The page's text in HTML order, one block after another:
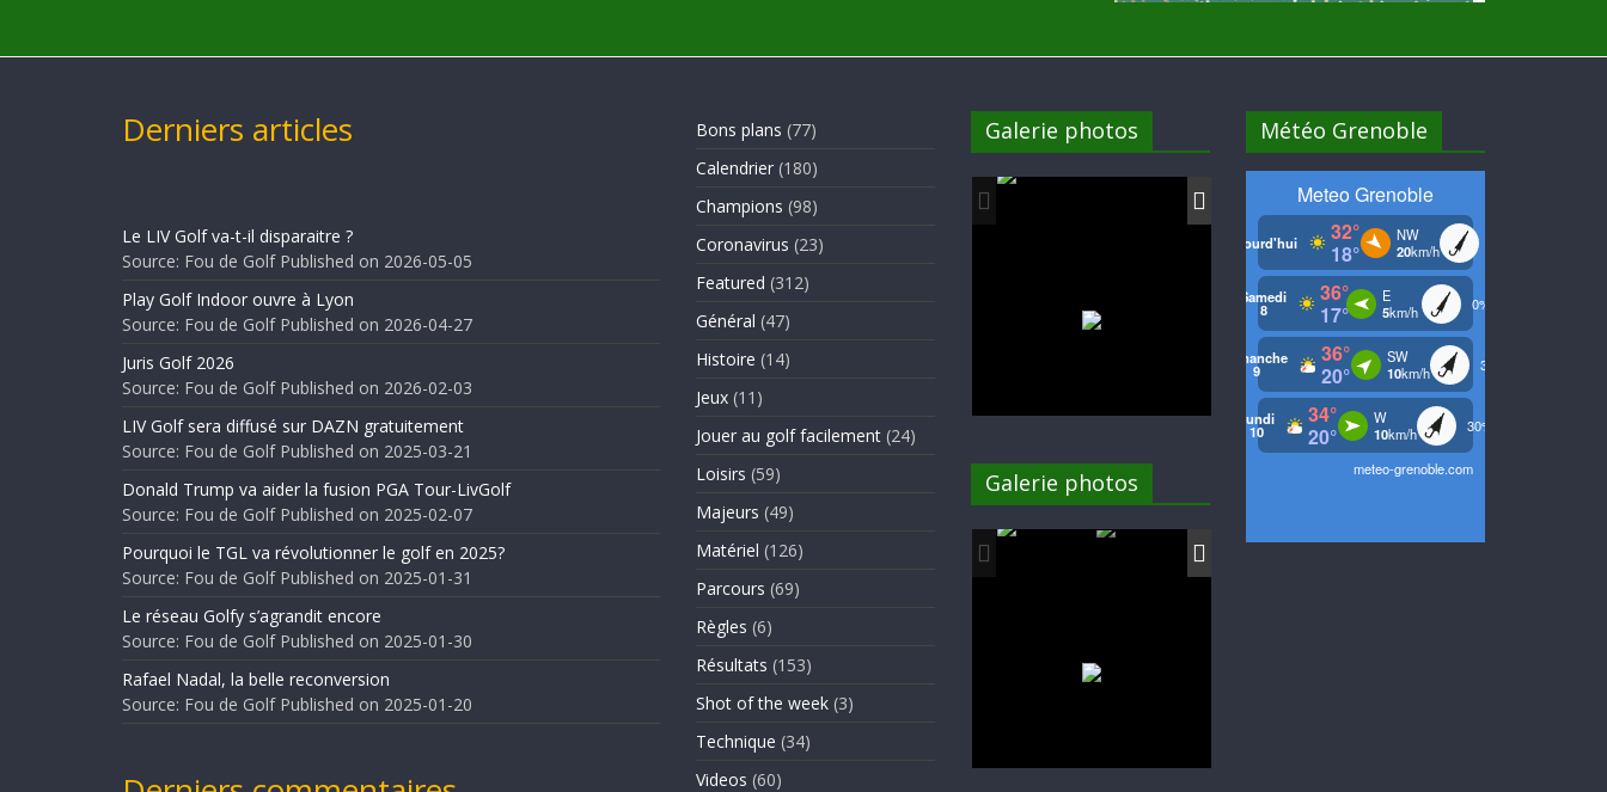
Derniers articles
Le LIV Golf va-t-il disparaitre ?
Source: Fou de Golf Published on 2026-05-05
Play Golf Indoor ouvre à Lyon
Source: Fou de Golf Published on 2026-04-27
Juris Golf 2026
Source: Fou de Golf Published on 2026-02-03
LIV Golf sera diffusé sur DAZN gratuitement
Source: Fou de Golf Published on 2025-03-21
Donald Trump va aider la fusion PGA Tour-LivGolf
Source: Fou de Golf Published on 2025-02-07
Pourquoi le TGL va révolutionner le golf en 2025?
Source: Fou de Golf Published on 2025-01-31
Le réseau Golfy s’agrandit encore
Source: Fou de Golf Published on 2025-01-30
Rafael Nadal, la belle reconversion
Source: Fou de Golf Published on 2025-01-20
Bons plans (77)
Calendrier (180)
Champions (98)
Coronavirus (23)
Featured (312)
Général (47)
Histoire (14)
Jeux (11)
Jouer au golf facilement (24)
Loisirs (59)
Majeurs (49)
Matériel (126)
Parcours (69)
Règles (6)
Résultats (153)
Shot of the week (3)
Technique (34)
Videos (60)
Galerie photos
Galerie photos
Météo Grenoble